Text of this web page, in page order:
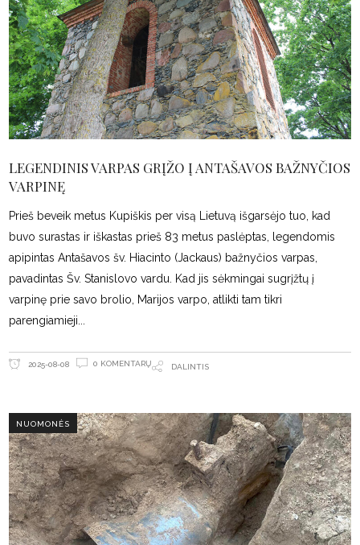
LEGENDINIS VARPAS GRĮŽO Į ANTAŠAVOS BAŽNYČIOS
VARPINĘ
Prieš beveik metus Kupiškis per visą Lietuvą išgarsėjo tuo, kad
buvo surastas ir iškastas prieš 83 metus paslėptas, legendomis
apipintas Antašavos šv. Hiacinto (Jackaus) bažnyčios varpas,
pavadintas Šv. Stanislovo vardu. Kad jis sėkmingai sugrįžtų į
varpinę prie savo brolio, Marijos varpo, atlikti tam tikri
parengiamieji
2025-08-08 0 KOMENTARŲ DALINTIS
NUOMONĖS